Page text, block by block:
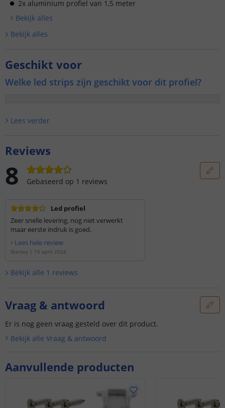
2x aluminium profiel van 1,5 meter
Bekijk alles
Bekijk alles
Geschikt voor
Welke led strips zijn geschikt voor dit profiel?
Lees verder
Aanvullende producten
Reviews
8 Gebaseerd op 1 reviews
Led profiel
Zeer snelle levering, nog niet verwerkt
maar eerste indruk is goed.
Lees hele review
Stanley | 15 april 2024
Bekijk alle 1 reviews
Vraag & antwoord
Er is nog geen vraag gesteld over dit product.
Bekijk alle Vraag & antwoord